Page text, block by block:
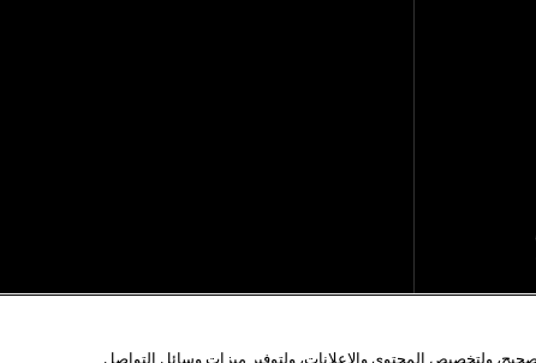
ولتخصيص المحتوى والإعلانات، ولتوفير ميزات وسائل التواصل